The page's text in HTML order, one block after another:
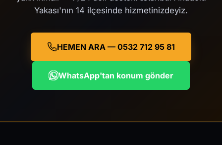
Yakası'nın 14 ilçesinde hizmetinizdeyiz.
HEMEN ARA — 0532 712 95 81
WhatsApp'tan konum gönder